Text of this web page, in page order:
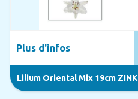
Lilium Oriental Mix 19cm ZINK
Plus d'infos